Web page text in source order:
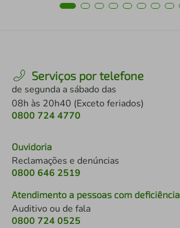
Serviços por telefone
de segunda a sábado das
08h às 20h40 (Exceto feriados)
0800 724 4770
Ouvidoria
Reclamações e denúncias
0800 646 2519
Atendimento a pessoas com deficiência
Auditivo ou de fala
0800 724 0525